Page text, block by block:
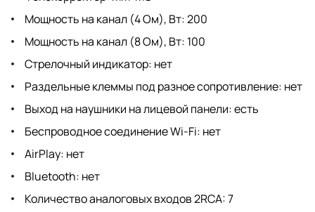
Мощность на канал (4 Ом), Вт: 200
Мощность на канал (8 Ом), Вт: 100
Стрелочный индикатор: нет
Раздельные клеммы под разное сопротивление: нет
Выход на наушники на лицевой панели: есть
Беспроводное соединение Wi-Fi: нет
AirPlay: нет
Bluetooth: нет
Количество аналоговых входов 2RCA: 7